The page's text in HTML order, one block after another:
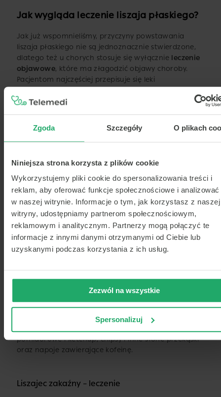
Zgoda Szczegóły O plikach
Niniejsza strona korzysta z plików cookie
Wykorzystujemy pliki cookie do spersonalizowania treści i
reklam, aby oferować funkcje społecznościowe i
w naszej witrynie. Informacje o tym, jak korzystasz z naszej
witryny, udostępniamy partnerom społecznościowym,
reklamowym i analitycznym. Partnerzy mogą połączyć te
informacje z innymi danymi otrzymanymi od Ciebie lub
uzyskanymi podczas korzystania z ich usług.
Zezwól na wszystkie
Spersonalizuj
Jak wygląda leczenie liszaja płaskiego?
Jak już wspomnieliśmy, przyczyny powstawania
liszaja płaskiego nie są jednoznacznie stwierdzone,
dlatego też u chorych stosuje się wyłącznie leczenie
objawowe, które ma złagodzić objawy choroby.
Pacjentom najczęściej przepisuje się leki
mają zmniejszyć świąd.
się nasilać lub występują przez długi czas, choremu
podaje się glikokortykosteroidy lub stosuje się zabieg
W leczeniu liszaja płaskiego osobom,
wyżej leki, podaje się także retinoidy, cyklosporynę
lub maści sterydowe, które redukują opuchliznę
i zaczerwienienia.
Liszaj płaski – leczenie domowymi sposobami
stosować płukanki np. z malwy lub siemienia
lnianego lub zażywać olej z czarnuszki.
Trzeba także zmienić jadłospis, wykluczając z niego
produkty, które powodować mogą nasilenie choroby
w jamie ustnej, czyli: ostre potrawy, owoce
pomidorowe i ketchup, chipsy i inne słone przekąski
oraz napoje zawierające kofeinę.
Liszajec zakaźny – leczenie